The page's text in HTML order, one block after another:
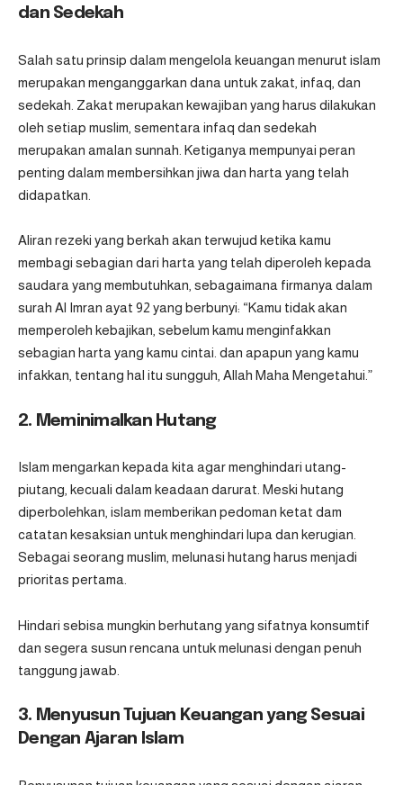
dan Sedekah
Salah satu prinsip dalam mengelola keuangan menurut islam
merupakan menganggarkan dana untuk zakat, infaq, dan
sedekah. Zakat merupakan kewajiban yang harus dilakukan
oleh setiap muslim, sementara infaq dan sedekah
merupakan amalan sunnah. Ketiganya mempunyai peran
penting dalam membersihkan jiwa dan harta yang telah
didapatkan.
Aliran rezeki yang berkah akan terwujud ketika kamu
membagi sebagian dari harta yang telah diperoleh kepada
saudara yang membutuhkan, sebagaimana firmanya dalam
surah Al Imran ayat 92 yang berbunyi: “Kamu tidak akan
memperoleh kebajikan, sebelum kamu menginfakkan
sebagian harta yang kamu cintai. dan apapun yang kamu
infakkan, tentang hal itu sungguh, Allah Maha Mengetahui.”
2. Meminimalkan Hutang
Islam mengarkan kepada kita agar menghindari utang-
piutang, kecuali dalam keadaan darurat. Meski hutang
diperbolehkan, islam memberikan pedoman ketat dam
catatan kesaksian untuk menghindari lupa dan kerugian.
Sebagai seorang muslim, melunasi hutang harus menjadi
prioritas pertama.
Hindari sebisa mungkin berhutang yang sifatnya konsumtif
dan segera susun rencana untuk melunasi dengan penuh
tanggung jawab.
3. Menyusun Tujuan Keuangan yang Sesuai
Dengan Ajaran Islam